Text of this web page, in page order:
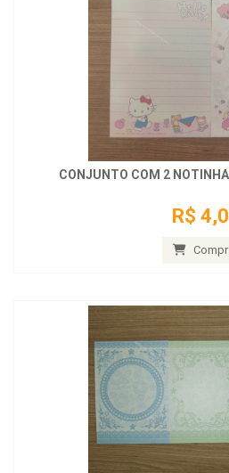
CONJUNTO COM 2
R$